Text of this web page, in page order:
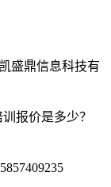
盛鼎信息科技有
报价是多少？